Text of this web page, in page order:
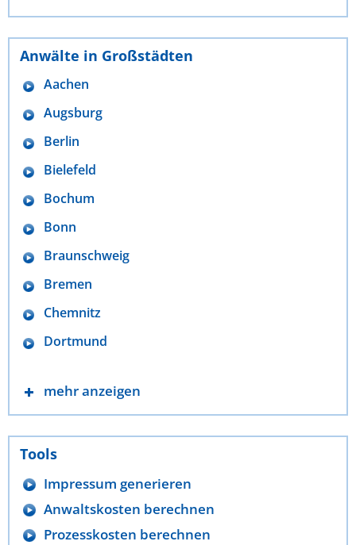
Anwälte in Großstädten
Aachen
Augsburg
Berlin
Bielefeld
Bochum
Bonn
Braunschweig
Bremen
Chemnitz
Dortmund
mehr anzeigen
Tools
Impressum generieren
Anwaltskosten berechnen
Prozesskosten berechnen